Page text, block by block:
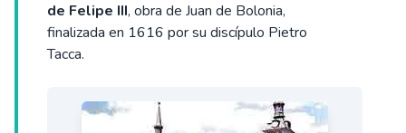
de Felipe III, obra de Juan de Bolonia,
finalizada en 1616 por su discípulo Pietro
Tacca.